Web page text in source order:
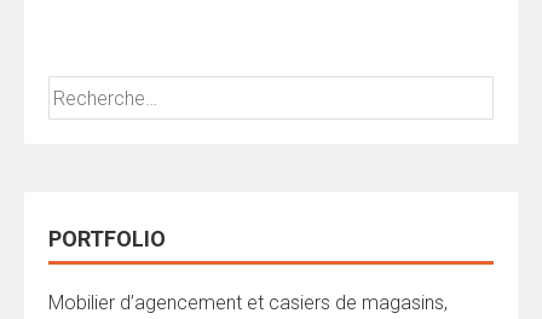
Rechercher :
PORTFOLIO
Mobilier d’agencement et casiers de magasins,